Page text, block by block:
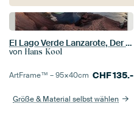
El Lago Verde Lanzarote, Der Grüne See!
von Hans Kool
ArtFrame™ –95×40cm CHF135.-
Größe & Material selbst wählen